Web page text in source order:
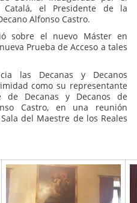
Catalá, el Presidente de la
Alfonso Castro.
sobre el nuevo Máster en
Prueba de Acceso a tales
las Decanas y Decanos
como su representante
de Decanas y Decanos de
Castro, en una reunión
del Maestre de los Reales